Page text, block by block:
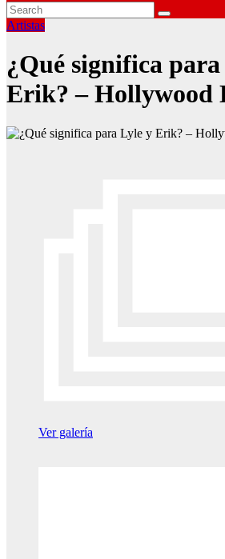
Artistas
¿Qué significa
Erik? – Hollywood
Ver galería